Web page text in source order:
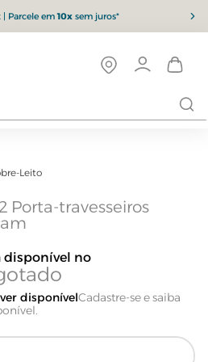
Parcele em10xsem juros*
Leito
Porta-travesseiros
disponível no
disponível